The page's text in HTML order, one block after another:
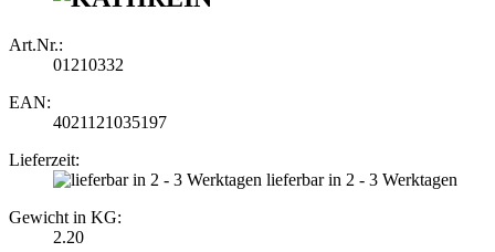
Art.Nr.:
01210332
EAN:
4021121035197
Lieferzeit:
lieferbar in 2 - 3 Werktagen
Gewicht in KG:
2.20